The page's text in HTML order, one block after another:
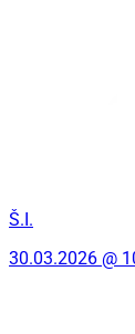
Š.I.
30.03.2026 @